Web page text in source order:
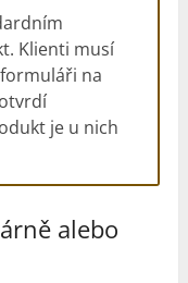
Klienti musí
na
je u nich
alebo